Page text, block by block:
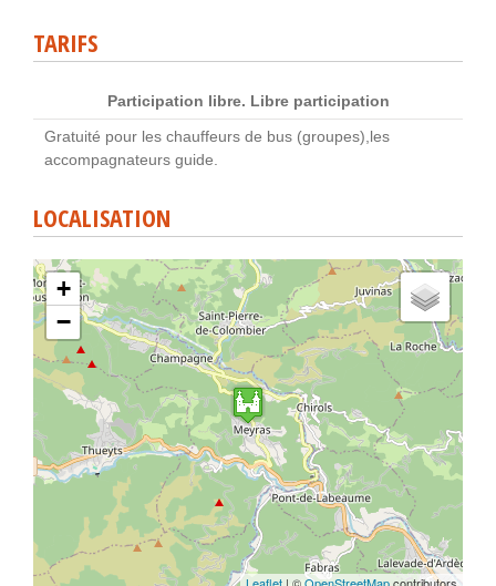
TARIFS
Participation libre. Libre participation
Gratuité pour les chauffeurs de bus (groupes),les
accompagnateurs guide.
LOCALISATION
+
−